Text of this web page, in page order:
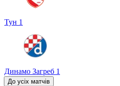
Тун 1
Динамо Загреб 1
До усіх матчів